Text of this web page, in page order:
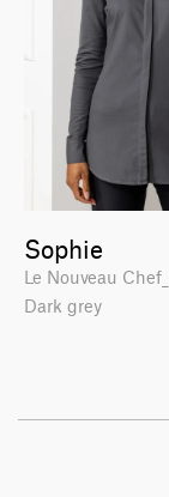
Sophie
Le Nouveau
Dark grey